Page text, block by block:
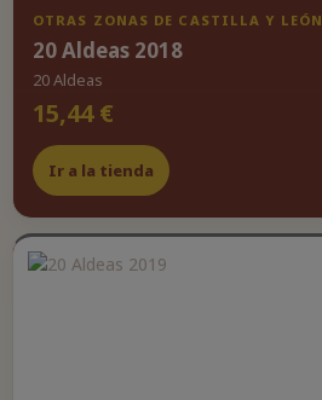
OTRAS ZONAS DE CASTILLA Y LEÓN
20 Aldeas 2018
20 Aldeas
15,44 €
Ir a la tienda